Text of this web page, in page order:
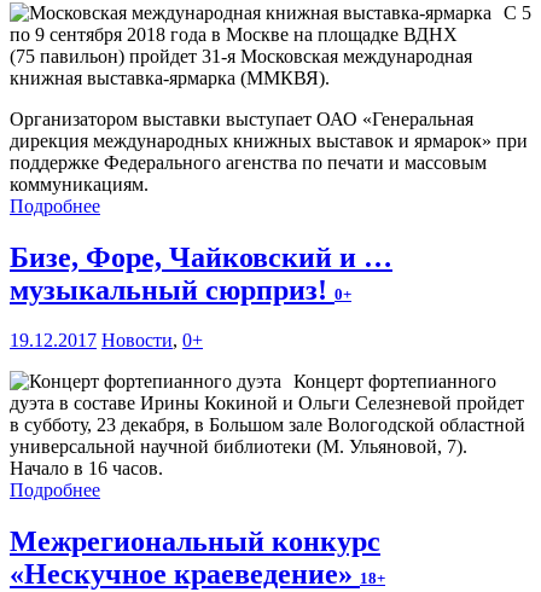
С 5
по 9 сентября 2018 года в Москве на площадке ВДНХ
(75 павильон) пройдет 31-я Московская международная
книжная выставка-ярмарка (ММКВЯ).
Организатором выставки выступает ОАО «Генеральная
дирекция международных книжных выставок и ярмарок» при
поддержке Федерального агенства по печати и массовым
коммуникациям.
Подробнее
Бизе, Форе, Чайковский и …
музыкальный сюрприз! 0+
19.12.2017 Новости, 0+
Концерт фортепианного
дуэта в составе Ирины Кокиной и Ольги Селезневой пройдет
в субботу, 23 декабря, в Большом зале Вологодской областной
универсальной научной библиотеки (М. Ульяновой, 7).
Начало в 16 часов.
Подробнее
Межрегиональный конкурс
«Нескучное краеведение» 18+